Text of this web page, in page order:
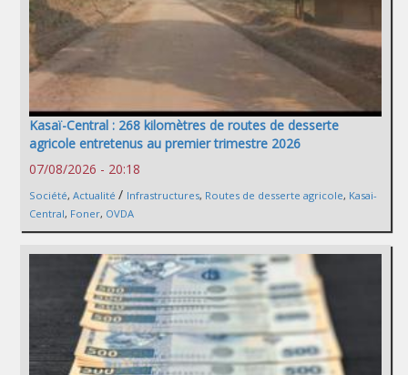
Kasaï-Central : 268 kilomètres de routes de desserte
agricole entretenus au premier trimestre 2026
07/08/2026 - 20:18
Société, Actualité / Infrastructures, Routes de desserte agricole, Kasai-
Central, Foner, OVDA